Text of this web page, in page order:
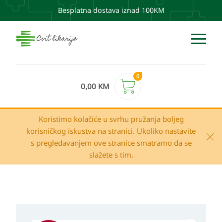
Besplatna dostava iznad 100KM
0,00 KM
0
Koristimo kolačiće u svrhu pružanja boljeg
korisničkog iskustva na stranici. Ukoliko nastavite
s pregledavanjem ove stranice smatramo da se
slažete s tim.